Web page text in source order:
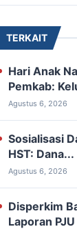
TERKAIT
Hari Anak
Pemkab:
Agustus 6, 2026
Sosialisasi
HST: Dana...
Agustus 6, 2026
Disperkim
Laporan